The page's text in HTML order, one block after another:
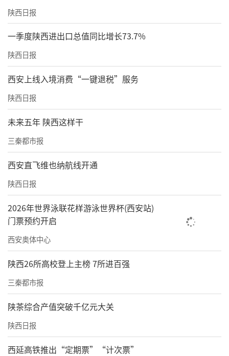
陕西日报
一季度陕西进出口总值同比增长73.7%
陕西日报
西安上线入境消费“一键退税”服务
陕西日报
未来五年 陕西这样干
三秦都市报
西安直飞维也纳航线开通
陕西日报
2026年世界泳联花样游泳世界杯(西安站)
门票预约开启
西安奥体中心
陕西26所高校登上主榜 7所进百强
三秦都市报
陕茶综合产值突破千亿元大关
陕西日报
西延高铁推出“定期票”“计次票”